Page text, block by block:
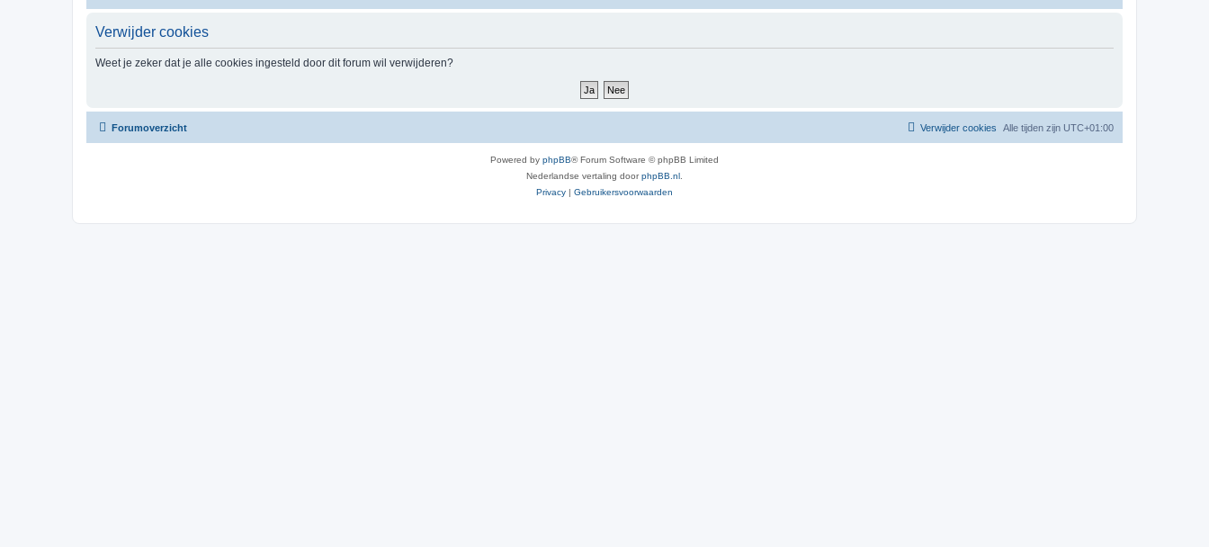
Verwijder cookies
Weet je zeker dat je alle cookies ingesteld door dit forum wil verwijderen?
Forumoverzicht Alle tijden zijn UTC+01:00
Verwijder cookies
Powered by phpBB® Forum Software © phpBB Limited
Nederlandse vertaling doorphpBB.nl
Privacy | Gebruikersvoorwaarden